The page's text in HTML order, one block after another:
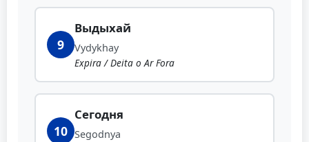
9
Выдыхай
Vydykhay
Expira / Deita o Ar Fora
10
Сегодня
Segodnya